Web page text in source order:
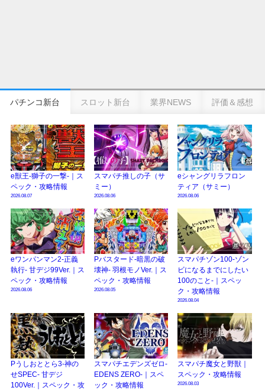
パチンコ新台 スロット新台 業界NEWS 評価＆感想
e獣王-獅子の一撃-｜ス
ペック・攻略情報
2026.08.07
スマパチ推しの子（サ
ミー）
2026.08.06
eシャングリラフロン
ティア（サミー）
2026.08.06
eワンパンマン2-正義
執行- 甘デジ99Ver.｜ス
ペック・攻略情報
2026.08.06
Pバスタード-暗黒の破
壊神- 羽根モノVer.｜ス
ペック・攻略情報
2026.08.05
スマパチゾン100-ゾン
ビになるまでにしたい
100のこと-｜スペッ
ク・攻略情報
2026.08.04
Pうしおととら3-神の
せSPEC- 甘デジ
100Ver.｜スペック・攻
スマパチエデンズゼロ-
EDENS ZERO-｜スペ
ック・攻略情報
スマパチ魔女と野獣｜
スペック・攻略情報
2026.08.03